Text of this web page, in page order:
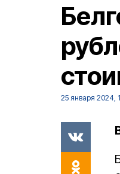
25 января 2024,